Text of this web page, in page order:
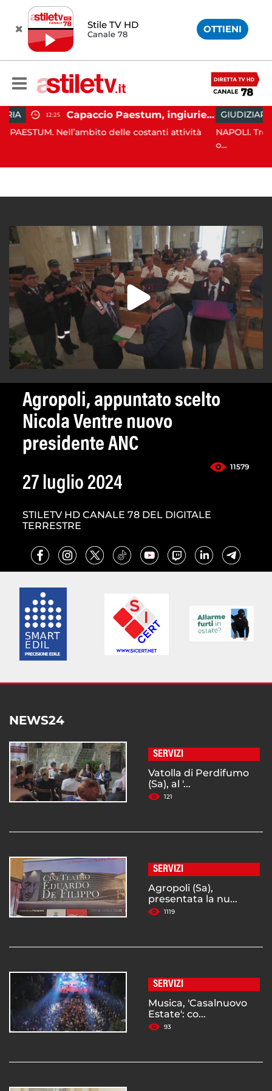
Stile TV HD
Canale 78 OTTIENI
Capaccio Paestum, ingiurie alla Polizia Municipale sui social: indagato un cittadino
delle costanti attività
GIUDIZIARIA 13:26
NAPOLI. Trovato l'accordo
Agropoli, appuntato scelto
Nicola Ventre nuovo
presidente ANC
11579
27 luglio 2024
STILETV HD CANALE 78 DEL DIGITALE
TERRESTRE
NEWS24
SERVIZI
Vatolla di Perdifumo
(Sa), al '...
121
SERVIZI
Agropoli (Sa),
presentata la nu...
1119
SERVIZI
Musica, 'Casalnuovo
Estate': co...
93